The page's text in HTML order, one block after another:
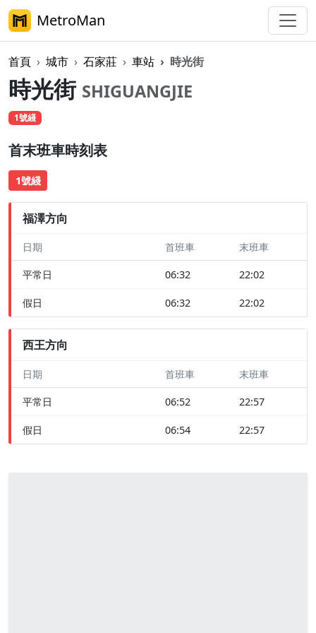
MetroMan
首頁 城市 石家莊 車站 時光街
時光街 SHIGUANGJIE
1號綫
首末班車時刻表
1號綫
福澤方向
日期 首班車 末班車
平常日 06:32 22:02
假日 06:32 22:02
西王方向
日期 首班車 末班車
平常日 06:52 22:57
假日 06:54 22:57